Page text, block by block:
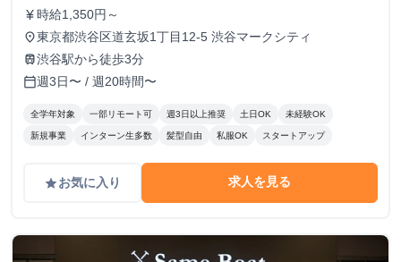
currency_yen 時給1,350円～
place東京都渋谷区道玄坂1丁目12-5 渋谷マークシティ
train渋谷駅から徒歩3分
calendar_today週3日〜 / 週20時間〜
全学年対象 一部リモート可 週3日以上推奨 土日OK 未経験OK
新規事業 インターン生多数 髪型自由 私服OK スタートアップ
gradeお気に入り 求人を見る